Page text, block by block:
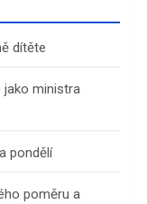
dítěte
jako ministra
pondělí
poměru a